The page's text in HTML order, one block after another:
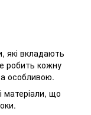
які вкладають
робить кожну
особливою.
матеріали, що